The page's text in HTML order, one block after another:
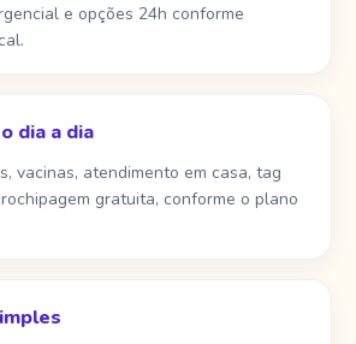
e opções 24h conforme
dia a dia
vacinas, atendimento em casa, tag
gratuita, conforme o plano